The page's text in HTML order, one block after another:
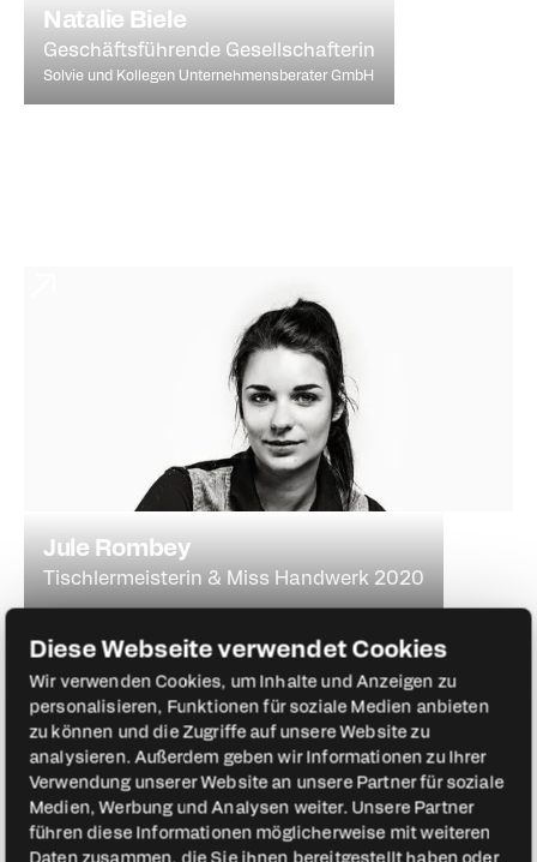
Diese Webseite verwendet Cookies
Wir verwenden Cookies, um Inhalte und Anzeigen zu
personalisieren, Funktionen für soziale Medien anbieten
zu können und die Zugriffe auf unsere Website zu
analysieren. Außerdem geben wir Informationen zu Ihrer
Verwendung unserer Website an unsere Partner für soziale
Medien, Werbung und Analysen weiter. Unsere Partner
führen diese Informationen möglicherweise mit weiteren
Daten zusammen, die Sie ihnen bereitgestellt haben oder
Natalie Biele
Geschäftsführende Gesellschafterin
Solvie und Kollegen Unternehmensberater GmbH
Jule Rombey
Tischlermeisterin & Miss Handwerk 2020